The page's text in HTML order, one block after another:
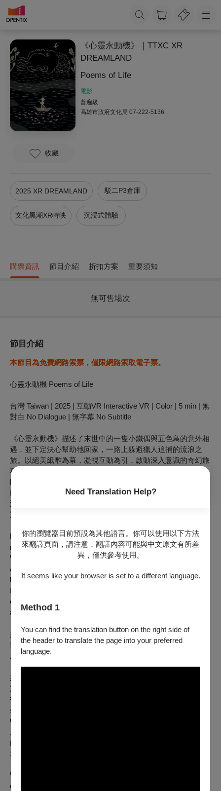
Need Translation Help?
你的瀏覽器目前預設為其他語言。你可以使用以下方法
來翻譯頁面，請注意，翻譯內容可能與中文原文有所差
異，僅供參考使用。
It seems like your browser is set to a different language.
Method 1
You can find the translation button on the right side of
the header to translate the page into your preferred
language.
《心靈永動機》｜TTXC XR
DREAMLAND
Poems of Life
電影
普遍級
高雄市政府文化局 07-222-5136
收藏
2025 XR DREAMLAND 駁二P3倉庫
文化黑潮XR特映 沉浸式體驗
購票資訊 節目介紹 折扣方案 重要須知
無可售場次
節目介紹
本節目為免費網路索票，僅限網路索取電子票。
心靈永動機 Poems of Life
台灣 Taiwan | 2025 | 互動VR Interactive VR | Color | 5 min | 無
對白 No Dialogue | 無字幕 No Subtitle
《心靈永動機》描述了末世中的一隻小鐵偶與五色鳥的意外相
遇，並下定決心幫助牠回家，一路上躲避獵人追捕的流浪之
旅。以絕美紙雕為幕，凝視互動為引，啟動深入意識的奇幻旅
程。起初，靜默林木因目光而甦醒，卻喚來潛伏蛇影。凝視，
睜眼。直至萬籟俱寂，落花依水流轉，匯聚為幽美的意識之
海，緩緩淹沒心神，我們方才領悟：幻滅虛空之中，亦藏心靈
重生契機。
Poems of Life follows a tin boy who meets a colorful bird in a
ruined world and helps it return home while evading hunters.
With paper-style visuals and eye-tracking interaction, players
awaken a silent forest—but also attract hidden threats. Gaze
becomes both shield and weapon, until its power overwhelms.
In stillness, drifting petals reveal a dreamlike sea of
consciousness, where even in darkness, a new beginning
awaits.
吳德淳 Wu De-chuen
簡單映相 Mandala Films
永威電視製作股份有限公司 Longwell TV Production Co. Ltd.
吳德淳導演畢業於美國紐約大學視覺藝術研究所，早期作品多
於美術館展出，並曾在紐約皇后美術館亮相。
後來將創作重心轉向動畫與 VR 領域，作品題材多取材於個人
生命經歷與環境省思。吳導演的作品多次入選台北電影節，其
中動畫短片《簡單作業》入圍金馬獎最佳創作短片，而《海角
天涯》更榮獲第58屆金馬獎最佳動畫短片殊榮。
此外， VR 作品也屢獲肯定，曾在義大利國家博物館及世界各
地重要的美術館與電影節中展演。
Wu De-Chuen, a graduate of NYU's School of Visual Arts,
creates animation and VR works rooted in personal